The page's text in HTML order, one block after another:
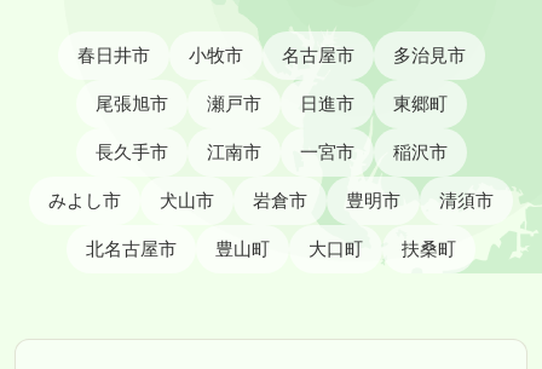
春日井市 小牧市 名古屋市 多治見市
尾張旭市 瀬戸市 日進市 東郷町
長久手市 江南市 一宮市 稲沢市
みよし市 犬山市 岩倉市 豊明市 清須市
北名古屋市 豊山町 大口町 扶桑町